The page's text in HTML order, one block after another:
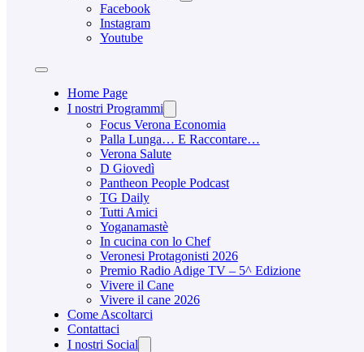
Facebook
Instagram
Youtube
Home Page
I nostri Programmi
Focus Verona Economia
Palla Lunga… E Raccontare…
Verona Salute
D Giovedì
Pantheon People Podcast
TG Daily
Tutti Amici
Yoganamastè
In cucina con lo Chef
Veronesi Protagonisti 2026
Premio Radio Adige TV – 5^ Edizione
Vivere il Cane
Vivere il cane 2026
Come Ascoltarci
Contattaci
I nostri Social